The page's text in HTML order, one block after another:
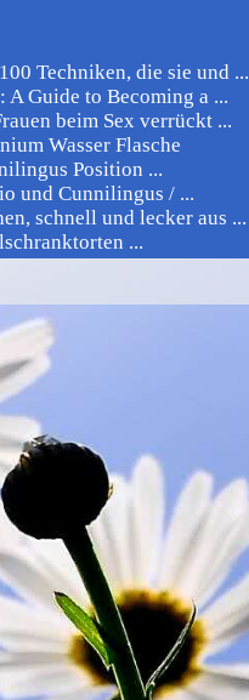
Techniken, die sie und ...
Guide to Becoming a ...
beim Sex verrückt ...
Wasser Flasche
Position ...
und Cunnilingus / ...
schnell und lecker aus ...
...
kann backen sein